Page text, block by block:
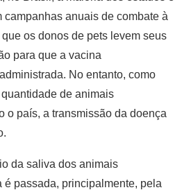
campanhas anuais de combate à
os donos de pets levem seus
para que a vacina
No entanto, como
de animais
o país, a transmissão da doença
da saliva dos animais
é passada, principalmente, pela